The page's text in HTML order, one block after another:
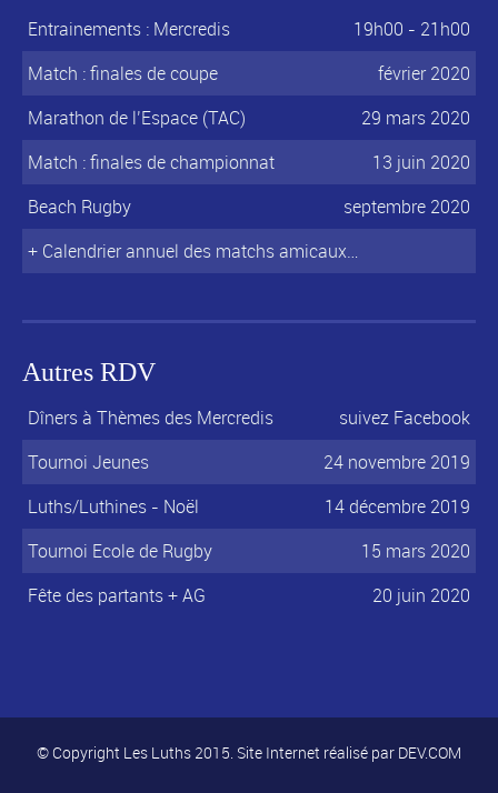
Entrainements : Mercredis
19h00 - 21h00
Match : finales de coupe
février 2020
Marathon de l’Espace (TAC)
29 mars 2020
Match : finales de championnat
13 juin 2020
Beach Rugby
septembre 2020
+ Calendrier annuel des matchs amicaux…
Autres RDV
Dîners à Thèmes des Mercredis
suivez Facebook
Tournoi Jeunes
24 novembre 2019
Luths/Luthines - Noël
14 décembre 2019
Tournoi Ecole de Rugby
15 mars 2020
Fête des partants + AG
20 juin 2020
© Copyright Les Luths 2015. Site Internet réalisé par DEV.COM